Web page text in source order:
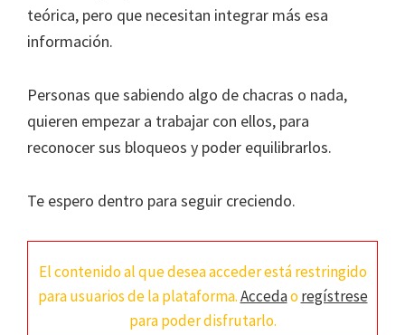
teórica, pero que necesitan integrar más esa
información.
Personas que sabiendo algo de chacras o nada,
quieren empezar a trabajar con ellos, para
reconocer sus bloqueos y poder equilibrarlos.
Te espero dentro para seguir creciendo.
El contenido al que desea acceder está restringido
para usuarios de la plataforma.Accedaoregístrese
para poder disfrutarlo.